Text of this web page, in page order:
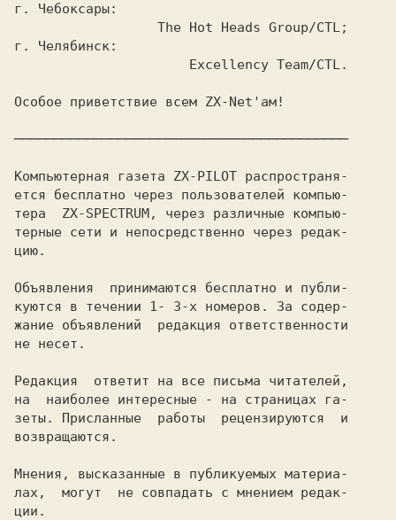
г. Чебоксары:
г. Челябинск:
Особое приветствие всем ZX-Net'ам!
──────────────────────────────────────────
Компьютерная газета ZX-PILOT распространя-
ется бесплатно через пользователей компью-
тера  ZX-SPECTRUM, через различные компью-
терные сети и непосредственно через редак-
цию.
Объявления  принимаются бесплатно и публи-
куются в течении 1- 3-х номеров. За содер-
жание объявлений  редакция ответственности
не несет.
Редакция  ответит на все письма читателей,
на  наиболее интересные - на страницах га-
зеты. Присланные  работы  рецензируются  и
возвращаются.
Мнения, высказанные в публикуемых материа-
лах,  могут  не совпадать с мнением редак-
ции.